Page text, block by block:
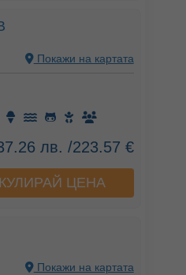
Покажи на картата
лв. /223.57 €
ЦЕНА
Покажи на картата